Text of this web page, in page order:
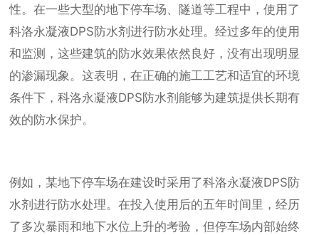
性。在一些大型的地下停车场、隧道等工程中，使用了
科洛永凝液DPS防水剂进行防水处理。经过多年的使用
和监测，这些建筑的防水效果依然良好，没有出现明显
的渗漏现象。这表明，在正确的施工工艺和适宜的环境
条件下，科洛永凝液DPS防水剂能够为建筑提供长期有
效的防水保护。
例如，某地下停车场在建设时采用了科洛永凝液DPS防
水剂进行防水处理。在投入使用后的五年时间里，经历
了多次暴雨和地下水位上升的考验，但停车场内部始终